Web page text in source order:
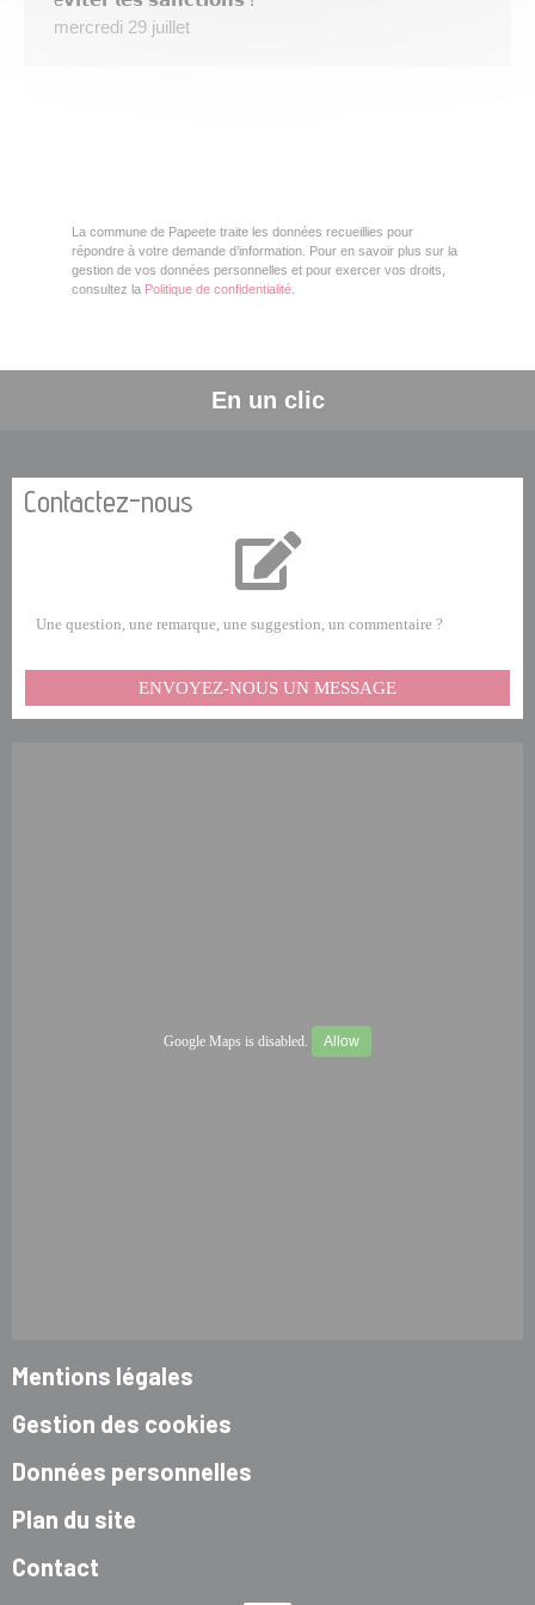
mercredi 29 juillet
La commune de Papeete traite les données recueillies pour
répondre à votre demande d’information. Pour en savoir plus sur la
gestion de vos données personnelles et pour exercer vos droits,
consultez la Politique de confidentialité
En un clic
Contactez-nous
Une question, une remarque, une suggestion, un commentaire ?
ENVOYEZ-NOUS UN MESSAGE
Google Maps is disabled. Allow
Mentions légales
Gestion des cookies
Données personnelles
Plan du site
Contact